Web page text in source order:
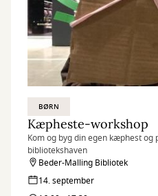
BØRN
Kæpheste-workshop
Kom og byg din egen kæphest og
bibliotekshaven
Beder-Malling Bibliotek
14. september